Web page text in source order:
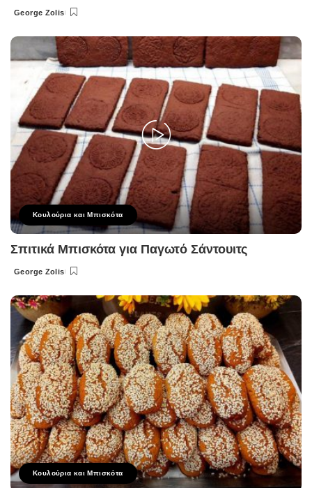
Posted
George Zolis
Κουλούρια και Μπισκότα
Σπιτικά Μπισκότα για Παγωτό Σάντουιτς
Posted
George Zolis
Κουλούρια και Μπισκότα